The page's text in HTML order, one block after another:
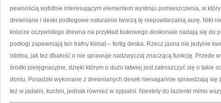
pewnością wybitnie interesującym elementem wystroju pomieszczenia, w
drewniane i deski podłogowe naturalnie tworzą tę niepowtarzalną aurę. Nikt
kolorze oczywistego drewna na przykład bukowego doskonale nadają się do
podłogi zapewniają ten trafny klimat – fertig deska. Rzecz jasna nie jedynie
istotna, jak też dbałość o nie sprawuje nadzwyczaj znaczącą funkcję. Przede
środki pielęgnacyjne, dzięki którym o dużo łatwiej jest zatroszczyć się o takie
domu. Posadzki wykonane z drewnianych desek nienagannie sprawdzają
też w jadalni, kuchni, jednak również w sypialni. Niestety do łazienki mimo